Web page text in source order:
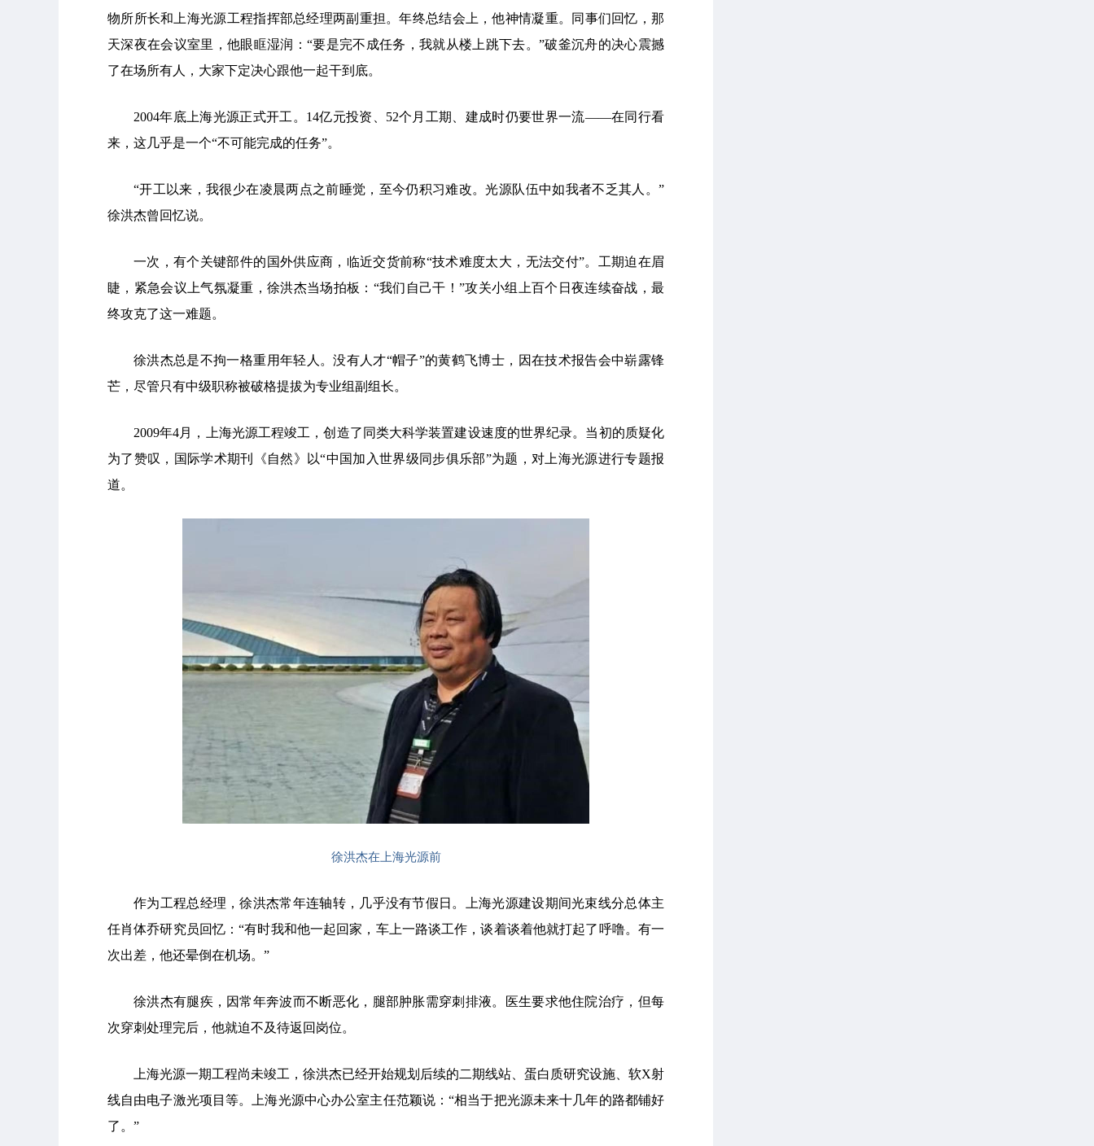
物所所长和上海光源工程指挥部总经理两副重担。年终总结会上，他神情凝重。同事们回忆，那
天深夜在会议室里，他眼眶湿润：“要是完不成任务，我就从楼上跳下去。”破釜沉舟的决心震撼
了在场所有人，大家下定决心跟他一起干到底。
2004年底上海光源正式开工。14亿元投资、52个月工期、建成时仍要世界一流——在同行看
来，这几乎是一个“不可能完成的任务”。
“开工以来，我很少在凌晨两点之前睡觉，至今仍积习难改。光源队伍中如我者不乏其人。”
徐洪杰曾回忆说。
一次，有个关键部件的国外供应商，临近交货前称“技术难度太大，无法交付”。工期迫在眉
睫，紧急会议上气氛凝重，徐洪杰当场拍板：“我们自己干！”攻关小组上百个日夜连续奋战，最
终攻克了这一难题。
徐洪杰总是不拘一格重用年轻人。没有人才“帽子”的黄鹤飞博士，因在技术报告会中崭露锋
芒，尽管只有中级职称被破格提拔为专业组副组长。
2009年4月，上海光源工程竣工，创造了同类大科学装置建设速度的世界纪录。当初的质疑化
为了赞叹，国际学术期刊《自然》以“中国加入世界级同步俱乐部”为题，对上海光源进行专题报
道。
徐洪杰在上海光源前
作为工程总经理，徐洪杰常年连轴转，几乎没有节假日。上海光源建设期间光束线分总体主
任肖体乔研究员回忆：“有时我和他一起回家，车上一路谈工作，谈着谈着他就打起了呼噜。有一
次出差，他还晕倒在机场。”
徐洪杰有腿疾，因常年奔波而不断恶化，腿部肿胀需穿刺排液。医生要求他住院治疗，但每
次穿刺处理完后，他就迫不及待返回岗位。
上海光源一期工程尚未竣工，徐洪杰已经开始规划后续的二期线站、蛋白质研究设施、软X射
线自由电子激光项目等。上海光源中心办公室主任范颖说：“相当于把光源未来十几年的路都铺好
了。”